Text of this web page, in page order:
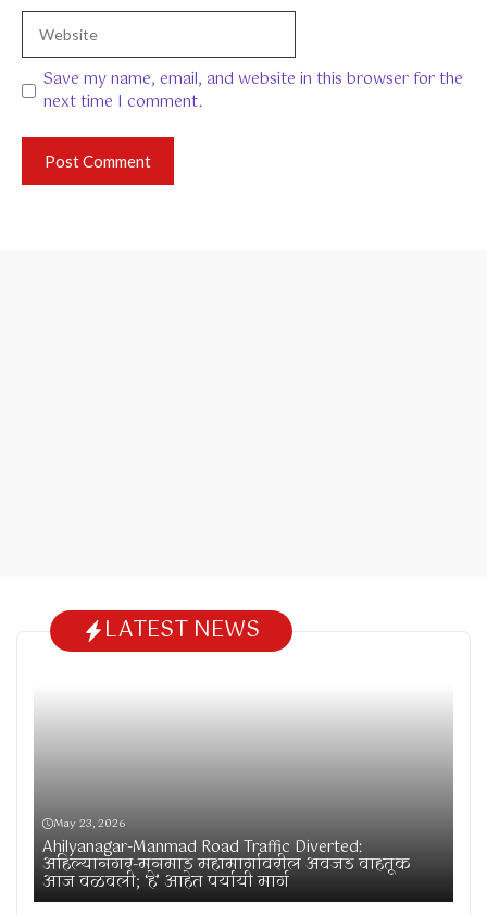
Website
Save my name, email, and website in this browser for the
next time I comment.
LATEST NEWS
May 23, 2026
Ahilyanagar-Manmad Road Traffic Diverted:
अहिल्यानगर-मनमाड महामार्गावरील अवजड वाहतूक
आज वळवली; ‘हे’ आहेत पर्यायी मार्ग